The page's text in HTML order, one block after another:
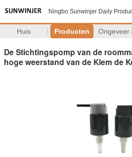
Ningbo Sunwinjer Daily
Huis Producten Ongeveer
De Stichtingspomp van de
hoge weerstand van de Klem de